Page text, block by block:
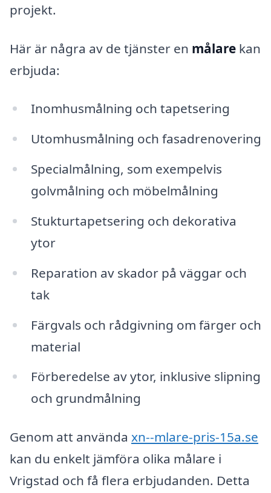
projekt.
Här är några av de tjänster en målare kan
erbjuda:
Inomhusmålning och tapetsering
Utomhusmålning och fasadrenovering
Specialmålning, som exempelvis
golvmålning och möbelmålning
Stukturtapetsering och dekorativa
ytor
Reparation av skador på väggar och
tak
Färgvals och rådgivning om färger och
material
Förberedelse av ytor, inklusive slipning
och grundmålning
Genom att använda xn--mlare-pris-15a.se
kan du enkelt jämföra olika målare i
Vrigstad och få flera erbjudanden. Detta